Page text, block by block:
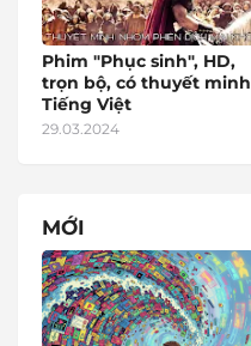
Phim "Phục sinh", HD,
trọn bộ, có thuyết minh
Tiếng Việt
29.03.2024
MỚI